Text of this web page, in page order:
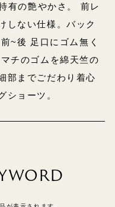
有の艶やかさ。 前レ
しない仕様。バック
~後 足口にゴム無く
チのゴムを綿天竺の
部までごだわり着心
ショーツ。